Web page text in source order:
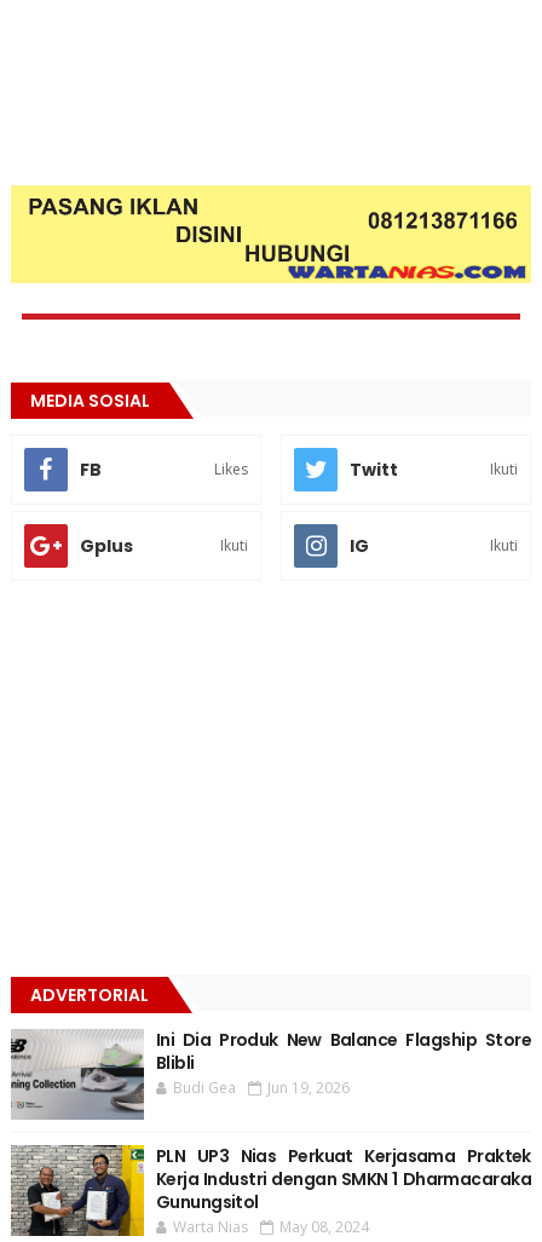
MEDIA SOSIAL
FB Likes Twitt Ikuti
Gplus Ikuti IG Ikuti
ADVERTORIAL
Ini Dia Produk New Balance Flagship Store
Blibli
Budi Gea Jun 19, 2026
PLN UP3 Nias Perkuat Kerjasama Praktek
Kerja Industri dengan SMKN 1 Dharmacaraka
Gunungsitol
Warta Nias May 08, 2024